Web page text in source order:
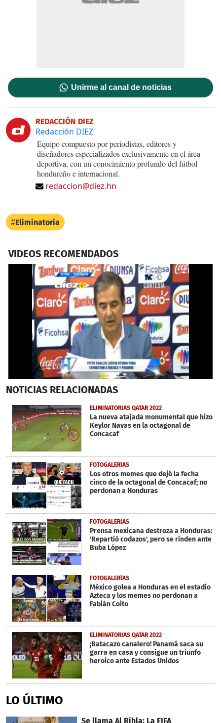
Unirme al canal de noticias
REDACCIÓN DIEZ
Redacción DIEZ
Equipo compuesto por periodistas, editores y
diseñadores especializados exclusivamente en el área
deportiva, con un conocimiento profundo del fútbol
hondureño e internacional.
redaccion@diez.hn
Eliminatoria
VIDEOS RECOMENDADOS
seconds
1
minute,
1
second
NOTICIAS RELACIONADAS
ELIMINATORIAS QATAR 2022
La nueva atajada monumental que hizo
Keylor Navas en la octagonal de
Concacaf
FOTOGALERÍAS
Los otros memes que dejó la fecha
cinco de la octagonal de Concacaf; no
perdonan a Honduras
FOTOGALERÍAS
Prensa mexicana destroza a Honduras:
'Repartió codazos', pero se rinden ante
Buba López
FOTOGALERÍAS
México golea a Honduras en el estadio
Azteca y los memes no perdonan a
Fabián Coito
ELIMINATORIAS QATAR 2022
¡Batacazo canalero! Panamá saca su
garra en casa y consigue un triunfo
heroico ante Estados Unidos
LO ÚLTIMO
Se llama Al Rihla: La FIFA